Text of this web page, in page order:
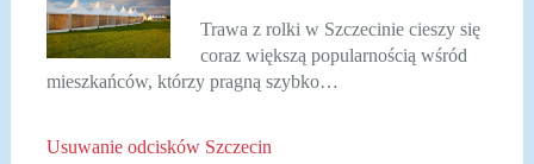
Trawa z rolki w Szczecinie cieszy się
coraz większą popularnością wśród
mieszkańców, którzy pragną szybko…
Usuwanie odcisków Szczecin